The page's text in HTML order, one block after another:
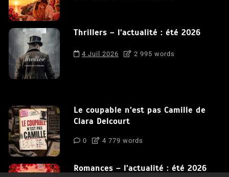
Thrillers – l’actualité : été 2026
4 Juil 2026 2 995 words
Le coupable n’est pas Camille de
Clara Delcourt
0 4 779 words
Romances – l’actualité : été 2026